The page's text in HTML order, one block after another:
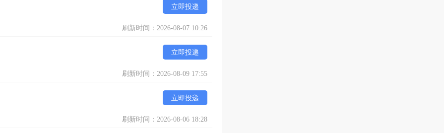
立即投递
刷新时间：2026-08-07 10:26
立即投递
刷新时间：2026-08-09 17:55
立即投递
刷新时间：2026-08-06 18:28